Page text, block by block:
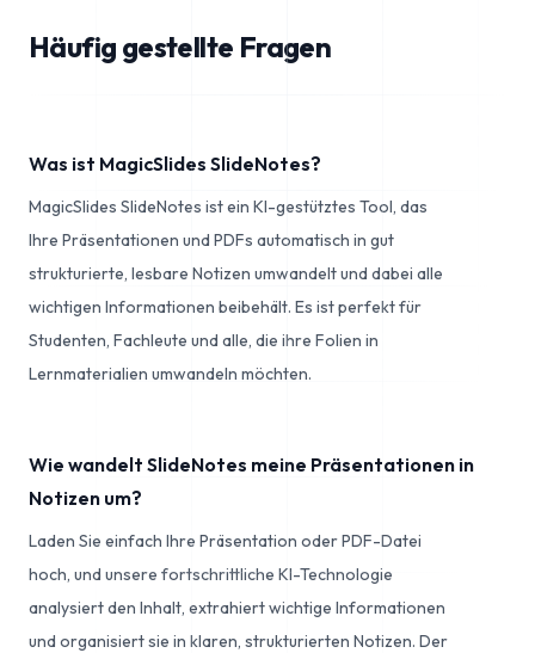
Häufig gestellte Fragen
Was ist MagicSlides SlideNotes?
MagicSlides SlideNotes ist ein KI-gestütztes Tool, das
Ihre Präsentationen und PDFs automatisch in gut
strukturierte, lesbare Notizen umwandelt und dabei alle
wichtigen Informationen beibehält. Es ist perfekt für
Studenten, Fachleute und alle, die ihre Folien in
Lernmaterialien umwandeln möchten.
Wie wandelt SlideNotes meine Präsentationen in
Notizen um?
Laden Sie einfach Ihre Präsentation oder PDF-Datei
hoch, und unsere fortschrittliche KI-Technologie
analysiert den Inhalt, extrahiert wichtige Informationen
und organisiert sie in klaren, strukturierten Notizen. Der